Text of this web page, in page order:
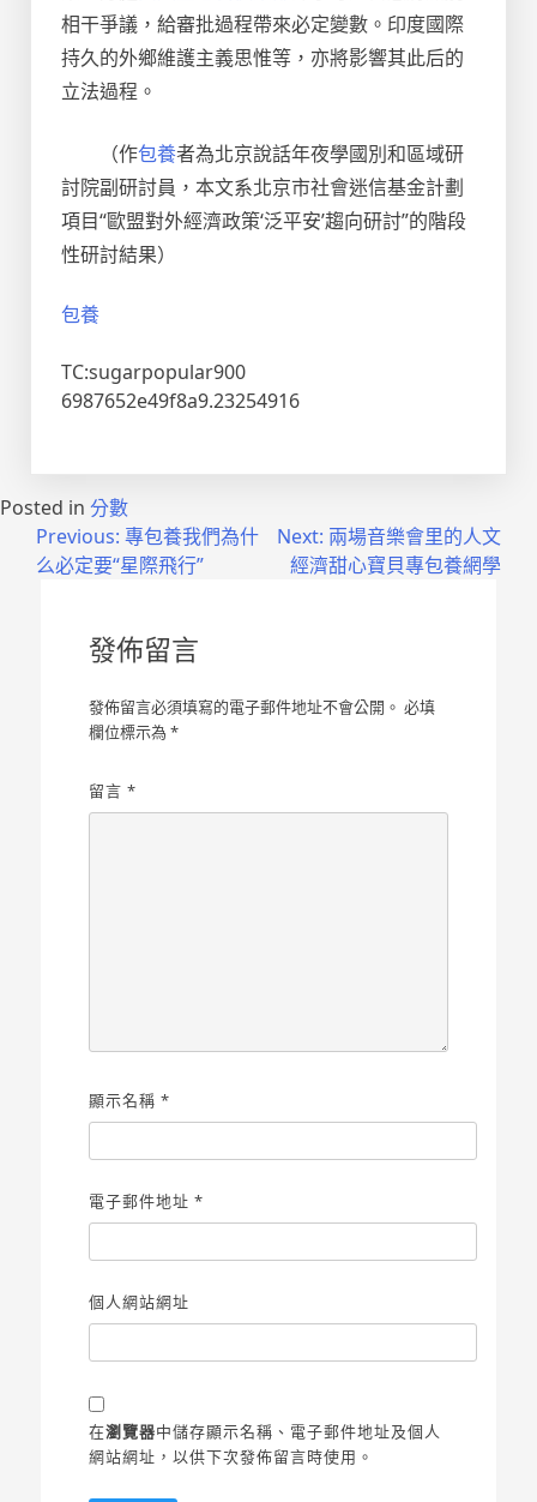
相干爭議，給審批過程帶來必定變數。印度國際
持久的外鄉維護主義思惟等，亦將影響其此后的
立法過程。
（作包養者為北京說話年夜學國別和區域研
討院副研討員，本文系北京市社會迷信基金計劃
項目“歐盟對外經濟政策‘泛平安’趨向研討”的階段
性研討結果）
包養
TC:sugarpopular900
6987652e49f8a9.23254916
Posted in 分數
Previous: 專包養我們為什
么必定要“星際飛行”
Next: 兩場音樂會里的人文
經濟甜心寶貝專包養網學
發佈留言
發佈留言必須填寫的電子郵件地址不會公開。 必填
欄位標示為*
留言*
顯示名稱*
電子郵件地址*
個人網站網址
在瀏覽器中儲存顯示名稱、電子郵件地址及個人
網站網址，以供下次發佈留言時使用。